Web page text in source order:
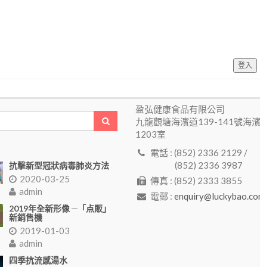
登入
抗擊新型冠狀病毒肺炎方法
2020-03-25
admin
2019年全新形像 ─「点販」
新銷售機
2019-01-03
admin
四季抗流感湯水
盈弘健康食品有限公司
九龍觀塘海濱道139-141號海
1203室
電話 : (852) 2336 2129 /
(852) 2336 3987
傳真 : (852) 2333 3855
電郵 :